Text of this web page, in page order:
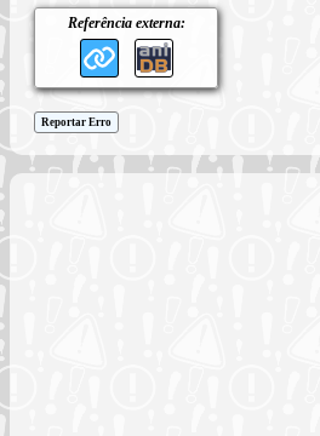
Referência externa:
Reportar Erro